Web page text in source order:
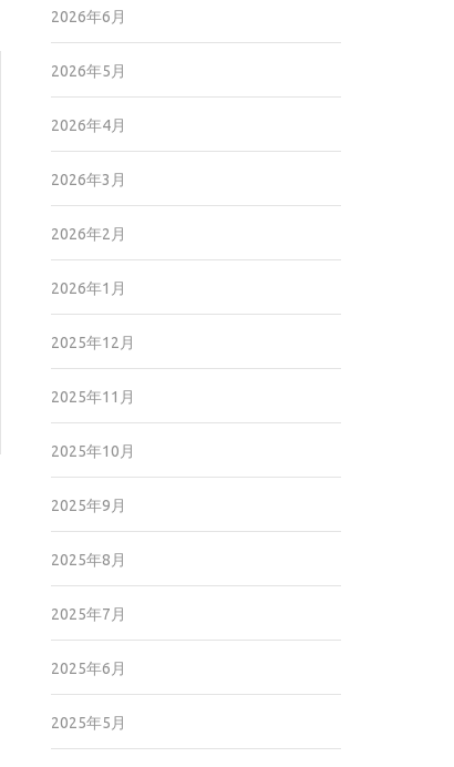
2026年6月
2026年5月
2026年4月
2026年3月
2026年2月
2026年1月
2025年12月
2025年11月
2025年10月
2025年9月
2025年8月
2025年7月
2025年6月
2025年5月